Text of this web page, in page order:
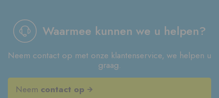
Waarmee kunnen we u helpen?
Neem contact op met onze klantenservice, we helpen u
graag.
Neem contact op